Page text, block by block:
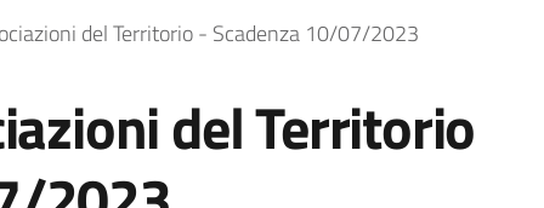
del Territorio -
del Territorio - Scadenza 10/07/2023
del Territorio